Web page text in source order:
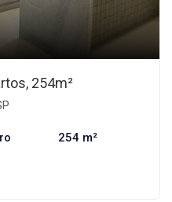
254m²
254 m²